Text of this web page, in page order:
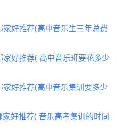
好推荐(高中音乐生三年总费
好推荐( 高中音乐班要花多少
好推荐(高中音乐集训要多少
好推荐( 音乐高考集训的时间